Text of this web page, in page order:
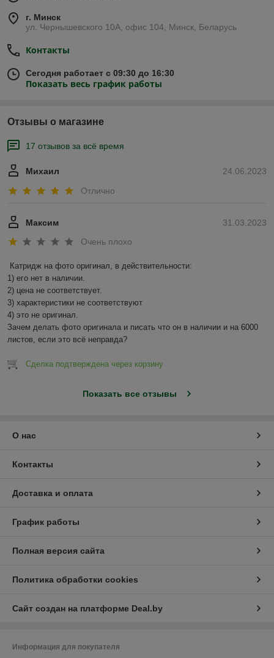
г. Минск
ул. Чернышевского 10А, офис 104, Минск, Беларусь
Контакты
Сегодня работает с 09:30 до 16:30
Показать весь график работы
Отзывы о магазине
17 отзывов за всё время
24.06.2023
Михаил
Отлично
31.03.2023
Максим
Очень плохо
Катридж на фото оригинал, в действительности:
1) его нет в наличии.
2) цена не соответствует.
3) характеристики не соответствуют
4) это не оригинал.
Зачем делать фото оригинала и писать что он в наличии и на 6000
листов, если это всё неправда?
Сделка подтверждена через корзину
Показать все отзывы
О нас
Контакты
Доставка и оплата
График работы
Полная версия сайта
Политика обработки cookies
Сайт создан на платформе Deal.by
Информация для покупателя